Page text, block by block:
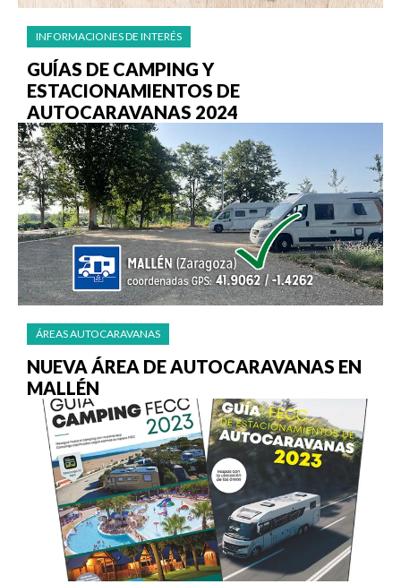
INFORMACIONES DE INTERÉS
GUÍAS DE CAMPING Y
ESTACIONAMIENTOS DE
AUTOCARAVANAS 2024
ÁREAS AUTOCARAVANAS
NUEVA ÁREA DE AUTOCARAVANAS EN
MALLÉN